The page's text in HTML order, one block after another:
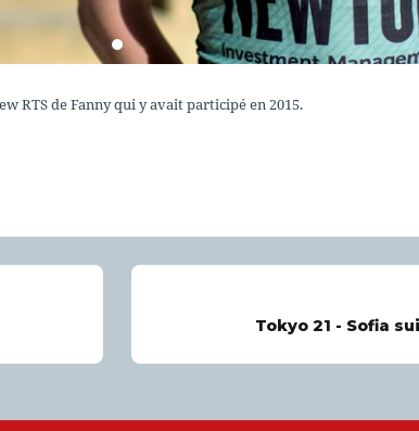
RTS de Fanny qui y avait participé en 2015.
Tokyo 21 - Sofia